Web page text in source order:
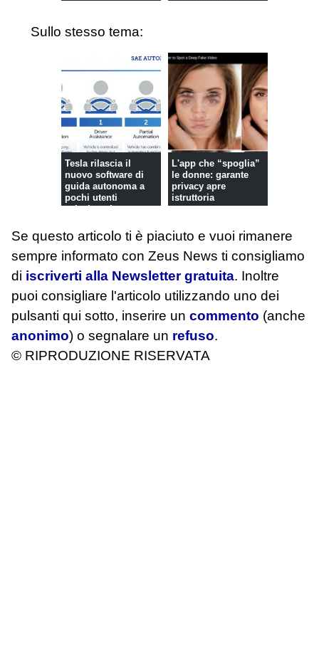
Sullo stesso tema:
Tesla rilascia il
nuovo software di
guida autonoma a
pochi utenti
selezionati
L'app che “spoglia”
le donne: garante
privacy apre
istruttoria
Se questo articolo ti è piaciuto e vuoi rimanere
sempre informato con Zeus News ti consigliamo
di iscriverti alla Newsletter gratuita. Inoltre
puoi consigliare l'articolo utilizzando uno dei
pulsanti qui sotto, inserire un commento (anche
anonimo) o segnalare un refuso.
© RIPRODUZIONE RISERVATA